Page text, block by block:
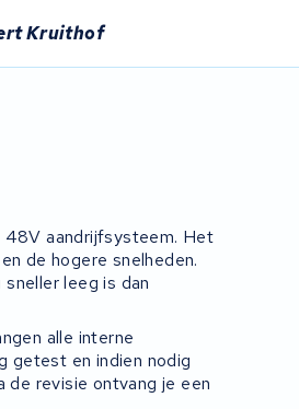
Kruithof
48V aandrijfsysteem. Het
de hogere snelheden.
leeg is dan
alle interne
getest en indien nodig
de revisie ontvang je een